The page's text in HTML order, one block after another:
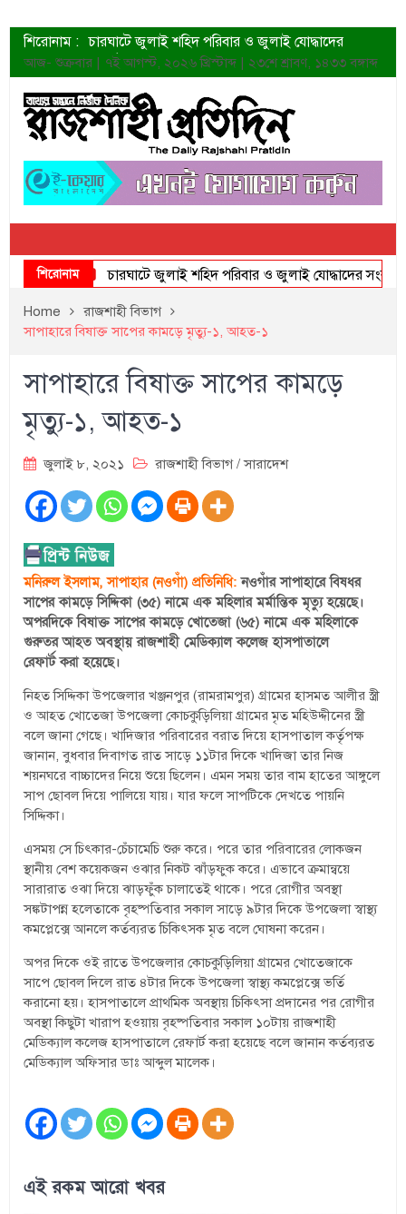
শিরোনাম : চারঘাটে জুলাই শহিদ পরিবার ও জুলাই যোদ্ধাদের
সংবর্ধনা
শহীদদের প্রত্যাশা এখনো পূরণ হয়নি: ডা. শফিকুর রহমান
ত্বক ভালো রাখতে যে ৫ কাজ করবেন
জুলাই স্মৃতি জাদুঘরের দুয়ার খুলেছে উদ্বোধন করলেন
প্রধানমন্ত্রী
শাহরুখের নতুন সিনেমার লুক
কোয়ার্টার ফাইনালে নেইমারের দুর্দান্ত অ্যাসিস্টে সান্তোস
ডেনিস লিয়ামিন রাশিয়ার ড্রোন বাহিনীর প্রধান হলেন
জুলাই শহিদদের আত্মত্যাগ জাতি চিরকাল শ্রদ্ধার সাথে
আজ- শুক্রবার | ৭ই আগস্ট, ২০২৬ খ্রিস্টাব্দ | ২৩শে শ্রাবণ, ১৪৩৩ বঙ্গাব্দ
শিরোনামচারঘাটে জুলাই শহিদ পরিবার ও জুলাই যোদ্ধাদের সংবর্ধনা
Home
রাজশাহী বিভাগ
সাপাহারে বিষাক্ত সাপের কামড়ে মৃত্যু-১, আহত-১
সাপাহারে বিষাক্ত সাপের কামড়ে
মৃত্যু-১, আহত-১
জুলাই ৮, ২০২১ রাজশাহী বিভাগ/সারাদেশ
মনিরুল ইসলাম, সাপাহার (নওগাঁ) প্রতিনিধি: নওগাঁর সাপাহারে বিষধর
সাপের কামড়ে সিদ্দিকা (৩৫) নামে এক মহিলার মর্মান্তিক মৃত্যুহয়েছে।
অপরদিকে বিষাক্ত সাপের কামড়ে খোতেজা (৬৫) নামে এক মহিলাকে
গুরুতর আহত অবস্থায় রাজশাহী মেডিক্যাল কলেজ হাসপাতালে
রেফার্ট করা হয়েছে।
নিহত সিদ্দিকা উপজেলার খঞ্জনপুর (রামরামপুর) গ্রামের হাসমত আলীর স্ত্রী
ও আহত খোতেজা উপজেলা কোচকুড়িলিয়া গ্রামের মৃত মহিউদ্দীনের স্ত্রী
বলে জানা গেছে। খাদিজার পরিবারের বরাত দিয়ে হাসপাতাল কর্তৃপক্ষ
জানান, বুধবার দিবাগত রাত সাড়ে ১১টার দিকে খাদিজা তার নিজ
শয়নঘরে বাচ্চাদের নিয়ে শুয়ে ছিলেন। এমন সময় তার বাম হাতের আঙ্গুলে
সাপ ছোবল দিয়ে পালিয়ে যায়। যার ফলে সাপটিকে দেখতে পায়নি
সিদ্দিকা।
এসময় সে চিৎকার-চেঁচামেচি শুরু করে। পরে তার পরিবারের লোকজন
স্থানীয় বেশ কয়েকজন ওঝার নিকট ঝাঁড়ফুক করে। এভাবে ক্রমান্বয়ে
সারারাত ওঝা দিয়ে ঝাড়ফুঁক চালাতেই থাকে। পরে রোগীর অবস্থা
সঙ্কটাপন্ন হলেতাকে বৃহষ্পতিবার সকাল সাড়ে ৯টার দিকে উপজেলা স্বাস্থ্য
কমপ্লেক্সে আনলে কর্তব্যরত চিকিৎসক মৃত বলে ঘোষনা করেন।
অপর দিকে ওই রাতে উপজেলার কোচকুড়িলিয়া গ্রামের খোতেজাকে
সাপে ছোবল দিলে রাত ৪টার দিকে উপজেলা স্বাস্থ্য কমপ্লেক্সে ভর্তি
করানো হয়। হাসপাতালে প্রাথমিক অবস্থায় চিকিৎসা প্রদানের পর রোগীর
অবস্থা কিছুটা খারাপ হওয়ায় বৃহষ্পতিবার সকাল ১০টায় রাজশাহী
মেডিক্যাল কলেজ হাসপাতালে রেফার্ট করা হয়েছে বলে জানান কর্তব্যরত
মেডিক্যাল অফিসার ডাঃ আব্দুল মালেক।
এই রকম আরো খবর